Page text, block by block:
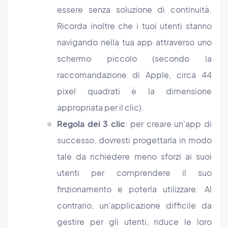
essere senza soluzione di continuità.
Ricorda inoltre che i tuoi utenti stanno
navigando nella tua app attraverso uno
schermo piccolo (secondo la
raccomandazione di Apple, circa 44
pixel quadrati è la dimensione
appropriata per il clic).
Regola dei 3 clic: per creare un'app di
successo, dovresti progettarla in modo
tale da richiedere meno sforzi ai suoi
utenti per comprendere il suo
finzionamento e poterla utilizzare. Al
contrario, un'applicazione difficile da
gestire per gli utenti, riduce le loro